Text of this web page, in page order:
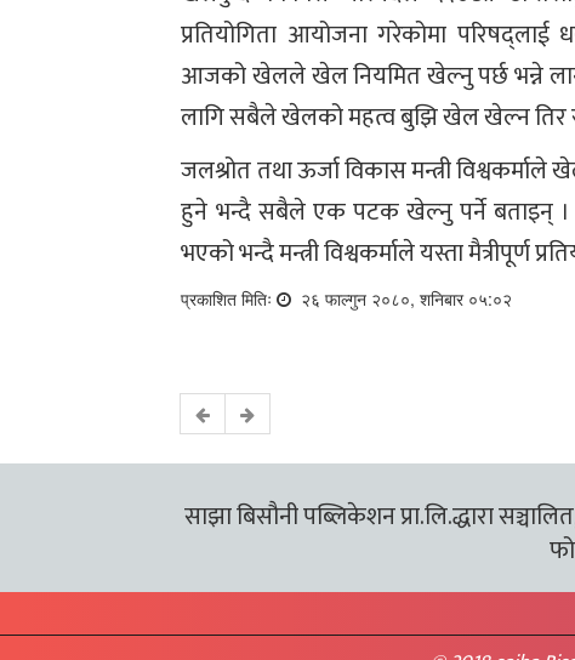
प्रतियोगिता आयोजना गरेकोमा
आजको खेलले खेल नियमित खेल्नु पर्छ भन्ने
लागि सबैले खेलको महत्व बुझि खेल खेल्न तिर
जलश्रोत तथा ऊर्जा विकास मन्त्री
हुने भन्दै सबैले एक पटक खेल्नु पर्ने बताइन्
भएको भन्दै मन्त्री विश्वकर्माले यस्ता मैत्रीपूर्ण
प्रकाशित मितिः २६ फाल्गुन २०८०, शनिबार ०५:०२
साझा बिसौनी पब्लिकेशन प्रा.लि.द्धारा